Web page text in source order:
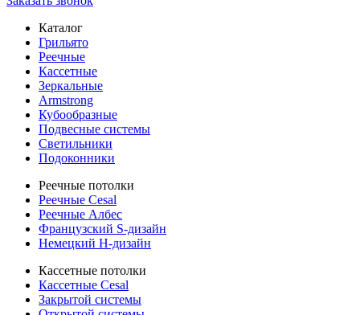
Каталог
Грильято
Реечные
Кассетные
Зеркальные
Armstrong
Кубообразные
Подвесные системы
Светильники
Подоконники
Реечные потолки
Реечные Cesal
Реечные Албес
Французский S-дизайн
Немецкий H-дизайн
Кассетные потолки
Кассетные Cesal
Закрытой системы